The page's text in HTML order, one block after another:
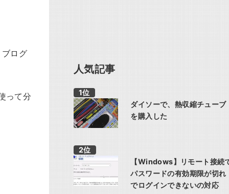
ログ
って分
人気記事
ダイソーで、熱収縮チューブ
を購入した
【Windows】リモート接続
パスワードの有効期限が切れ
でログインできないの対応